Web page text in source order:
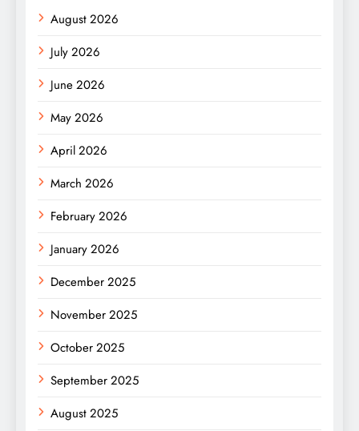
August 2026
July 2026
June 2026
May 2026
April 2026
March 2026
February 2026
January 2026
December 2025
November 2025
October 2025
September 2025
August 2025